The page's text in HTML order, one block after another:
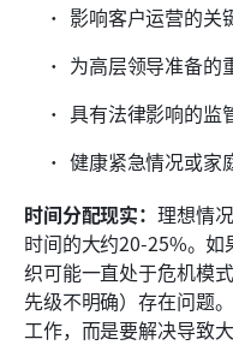
影响客户运营的关
为高层领导准备的
具有法律影响的监
健康紧急情况或家
时间分配现实：理想情
时间的大约20-25%。
织可能一直处于危机模
先级不明确）存在问题
工作，而是要解决导致